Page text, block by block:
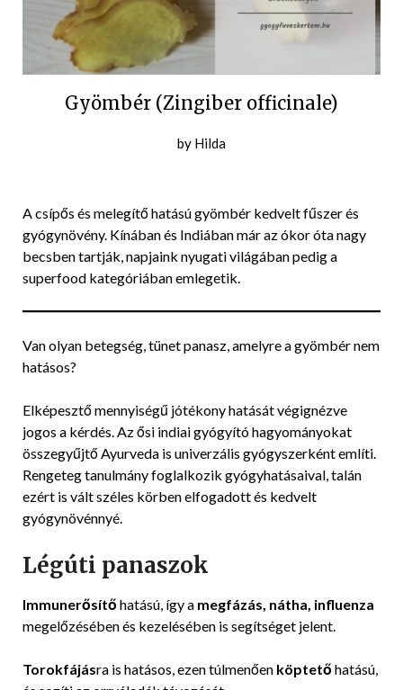
Gyömbér (Zingiber officinale)
Posted
10-
21
by Hilda
A csípős és melegítő hatású gyömbér kedvelt fűszer és
gyógynövény. Kínában és Indiában már az ókor óta nagy
becsben tartják, napjaink nyugati világában pedig a
superfood kategóriában emlegetik.
Van olyan betegség, tünet panasz, amelyre a gyömbér nem
hatásos?
Elképesztő mennyiségű jótékony hatását végignézve
jogos a kérdés. Az ősi indiai gyógyító hagyományokat
összegyűjtő Ayurveda is univerzális gyógyszerként említi.
Rengeteg tanulmány foglalkozik gyógyhatásaival, talán
ezért is vált széles körben elfogadott és kedvelt
gyógynövénnyé.
Légúti panaszok
Immunerősítő hatású, így a megfázás, nátha, influenza
megelőzésében és kezelésében is segítséget jelent.
Torokfájásra is hatásos, ezen túlmenően köptető hatású,